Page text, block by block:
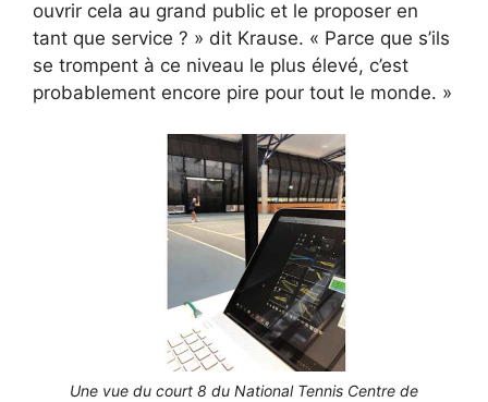
ouvrir cela au grand public et le proposer en
tant que service ? » dit Krause. « Parce que s’ils
se trompent à ce niveau le plus élevé, c’est
probablement encore pire pour tout le monde. »
Une vue du court 8 du National Tennis Centre de